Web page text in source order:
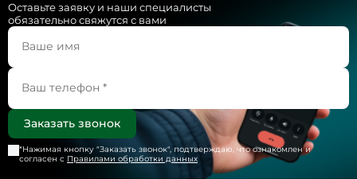
Оставьте заявку и наши специалисты
обязательно свяжутся с вами
*Нажимая кнопку "Заказать звонок", подтверждаю, что ознакомлен и
согласен с Правилами обработки данных